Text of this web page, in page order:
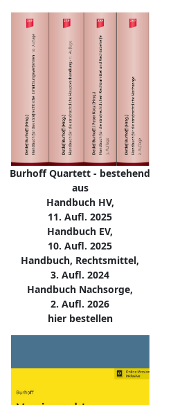
Burhoff Quartett - bestehend
aus
Handbuch HV,
11. Aufl. 2025
Handbuch EV,
10. Aufl. 2025
Handbuch, Rechtsmittel,
3. Aufl. 2024
Handbuch Nachsorge,
2. Aufl. 2026
hier bestellen